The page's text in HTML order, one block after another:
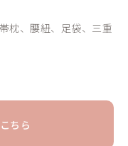
枕、腰紐、足袋、三重
ちら